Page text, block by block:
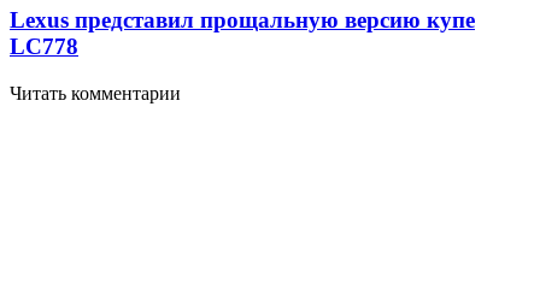
Lexus представил прощальную версию купе
LC778
Читать комментарии